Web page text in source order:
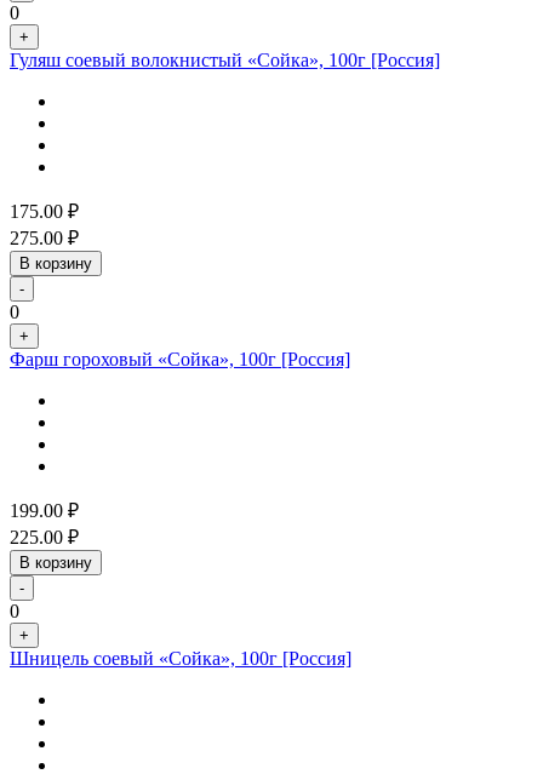
0
+
Гуляш соевый волокнистый «Сойка», 100г [Россия]
175.00 ₽
275.00 ₽
В корзину
-
0
+
Фарш гороховый «Сойка», 100г [Россия]
199.00 ₽
225.00 ₽
В корзину
-
0
+
Шницель соевый «Сойка», 100г [Россия]